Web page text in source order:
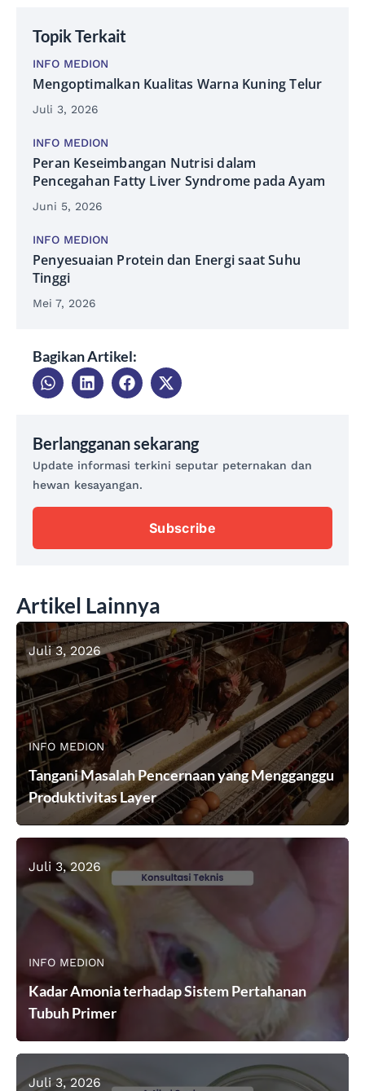
Topik Terkait
INFO MEDION
Mengoptimalkan Kualitas Warna Kuning Telur
Juli 3, 2026
INFO MEDION
Peran Keseimbangan Nutrisi dalam
Pencegahan Fatty Liver Syndrome pada Ayam
Juni 5, 2026
INFO MEDION
Penyesuaian Protein dan Energi saat Suhu
Tinggi
Mei 7, 2026
Bagikan Artikel:
Berlangganan sekarang
Update informasi terkini seputar peternakan dan
hewan kesayangan.
Subscribe
Artikel Lainnya
INFO MEDION
Juli 3, 2026
Tangani Masalah Pencernaan yang Mengganggu
Produktivitas Layer
INFO MEDION
Juli 3, 2026
Kadar Amonia terhadap Sistem Pertahanan
Tubuh Primer
Juli 3, 2026